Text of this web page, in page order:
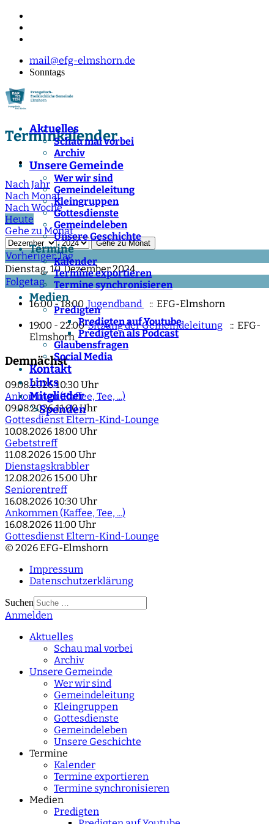
mail@efg-elmshorn.de
Sonntags
Aktuelles
Schau mal vorbei
Archiv
Unsere Gemeinde
Wer wir sind
Gemeindeleitung
Kleingruppen
Gottesdienste
Gemeindeleben
Unsere Geschichte
Termine
Kalender
Termine exportieren
Termine synchronisieren
Medien
Predigten
Predigten auf Youtube
Predigten als Podcast
Glaubensfragen
Social Media
Kontakt
Links
Mitglieder
">Spenden
Terminkalender
Nach Jahr
Nach Monat
Nach Woche
Heute
Gehe zu Monat
Gehe zu Monat
Vorheriger Tag
Dienstag, 10. Dezember 2024
Folgetag
16:00 - 18:00Jugendband
:: EFG-Elmshorn
19:00 - 22:00Sitzung der Gemeindeleitung
:: EFG-
Elmshorn
Demnächst
09.08.2026 10:30 Uhr
Ankommen (Kaffee, Tee, ...)
09.08.2026 11:00 Uhr
Gottesdienst Eltern-Kind-Lounge
10.08.2026 18:00 Uhr
Gebetstreff
11.08.2026 15:00 Uhr
Dienstagskrabbler
12.08.2026 15:00 Uhr
Seniorentreff
16.08.2026 10:30 Uhr
Ankommen (Kaffee, Tee, ...)
16.08.2026 11:00 Uhr
Gottesdienst Eltern-Kind-Lounge
© 2026 EFG-Elmshorn
Impressum
Datenschutzerklärung
Suchen
Type 2 or more
Anmelden
Aktuelles
Schau mal vorbei
Archiv
Unsere Gemeinde
Wer wir sind
Gemeindeleitung
Kleingruppen
Gottesdienste
Gemeindeleben
Unsere Geschichte
Termine
Kalender
Termine exportieren
Termine synchronisieren
Medien
Predigten